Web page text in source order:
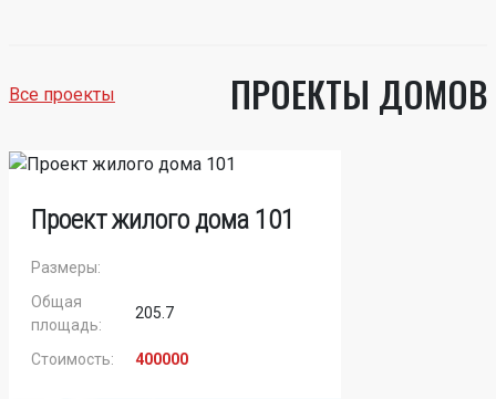
Все проекты ПРОЕКТЫ ДОМОВ
Проект жилого дома 101
Размеры:
Общая
площадь:
205.7
Стоимость: 400000